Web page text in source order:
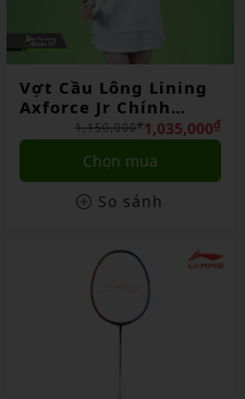
Vợt Cầu Lông Lining
Axforce Jr Chính
1,035,000₫
1,150,000₫
Chọn mua
So sánh